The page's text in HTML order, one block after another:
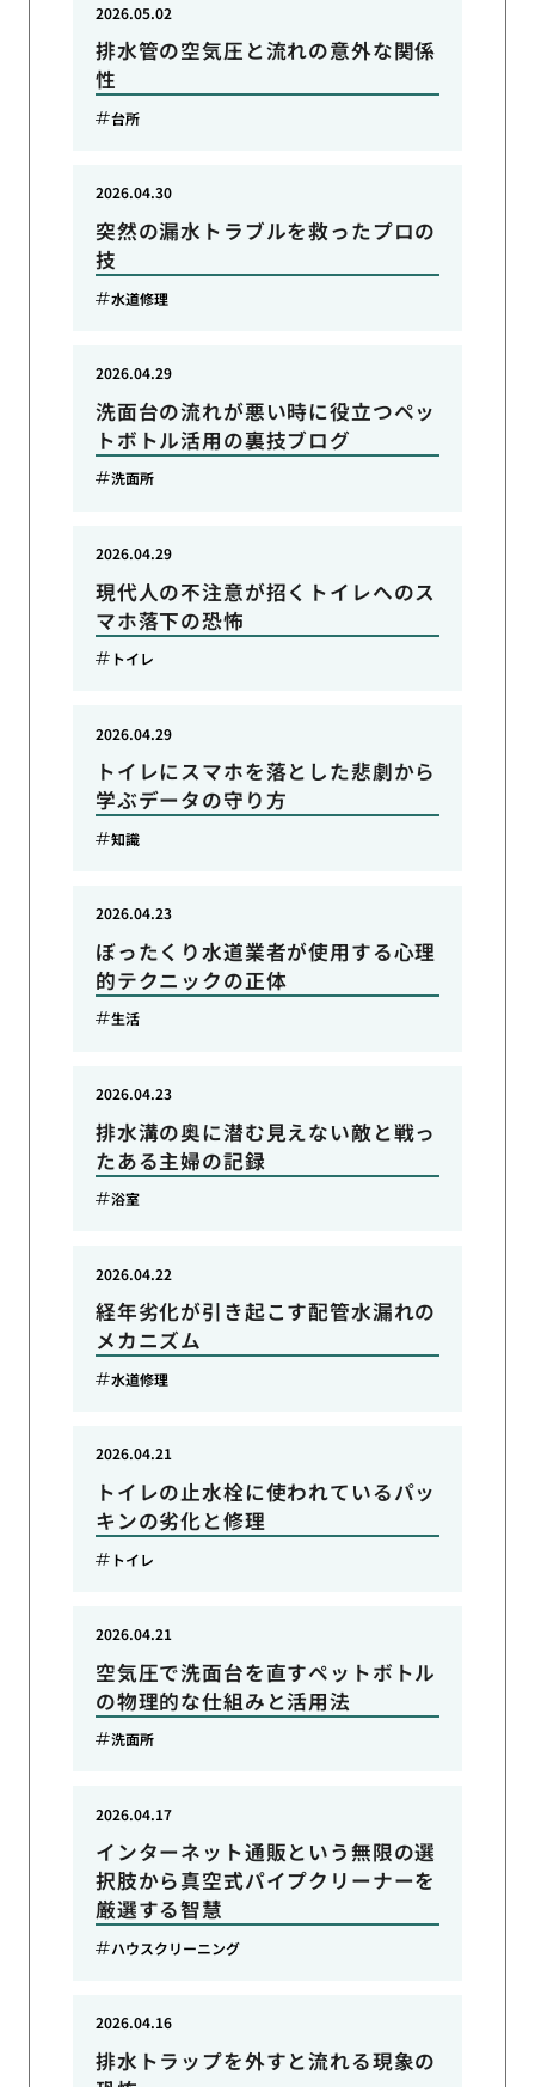
排水管の空気圧と流れの意外な関係
性
2026.05.02
台所
突然の漏水トラブルを救ったプロの
技
2026.04.30
水道修理
洗面台の流れが悪い時に役立つペッ
トボトル活用の裏技ブログ
2026.04.29
洗面所
現代人の不注意が招くトイレへのス
マホ落下の恐怖
2026.04.29
トイレ
トイレにスマホを落とした悲劇から
学ぶデータの守り方
2026.04.29
知識
ぼったくり水道業者が使用する心理
的テクニックの正体
2026.04.23
生活
排水溝の奥に潜む見えない敵と戦っ
たある主婦の記録
2026.04.23
浴室
経年劣化が引き起こす配管水漏れの
メカニズム
2026.04.22
水道修理
トイレの止水栓に使われているパッ
キンの劣化と修理
2026.04.21
トイレ
空気圧で洗面台を直すペットボトル
の物理的な仕組みと活用法
2026.04.21
洗面所
インターネット通販という無限の選
択肢から真空式パイプクリーナーを
厳選する智慧
2026.04.17
ハウスクリーニング
排水トラップを外すと流れる現象の
2026.04.16